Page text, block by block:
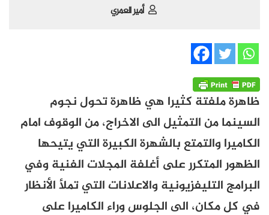
أمير العمري
ظاهرة ملفتة كثيرا هي ظاهرة تحول نجوم
السينما من التمثيل الى الاخراج، من الوقوف امام
الكاميرا والتمتع بالشهرة الكبيرة التي يتيحها
الظهور المتكرر على أغلفة المجلات الفنية وفي
البرامج التليفزيونية والاعلانات التي تملأ الأنظار
في كل مكان، الى الجلوس وراء الكاميرا على